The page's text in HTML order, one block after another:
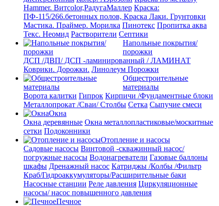
Hammer. Витcolor,РадугаМаллер Краска:
ПФ-115/266.бетонных полов, Краска Лаки. Грунтовки
Мастика. Праймер. Морилка Пинотекс Пропитка аква
Текс. Неомид Растворители Септики
Напольные покрытия/
порожки
ДСП /ДВП/ ДСП -ламинированный / ЛАМИНАТ
Коврики. Дорожки. Линолеум Порожки
Общестроительные
материалы
Ворота калитки Гипрок Кирпичи /Фундаментные блоки
Металлопрокат /Сваи/ Столбы Сетка Сыпучие смеси
Окна
Окна деревянные Окна металлопластиковые/москитные
сетки Подоконники
Отопление и насосы
Cадовые насосы Винтовой -скважинный насос/
погружные насосы Водонагреватели Газовые баллоны
шкафы Дренажный насос Катриджы /Колбы /Фильтр
Краб/Гидроаккумуляторы/Расширительные баки
Насосные станции Реле давления Циркуляционные
насосы/ насос повышенного давления
Печное